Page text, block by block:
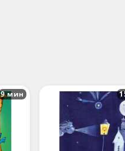
9 мин